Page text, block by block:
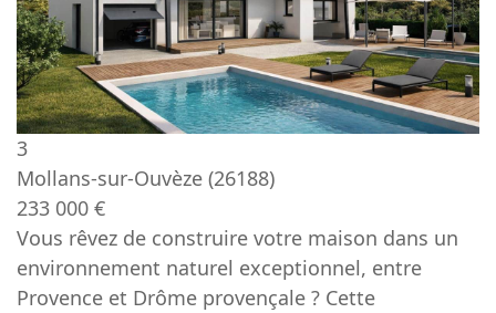
3
Mollans-sur-Ouvèze (26188)
233 000 €
Vous rêvez de construire votre maison dans un
environnement naturel exceptionnel, entre
Provence et Drôme provençale ? Cette